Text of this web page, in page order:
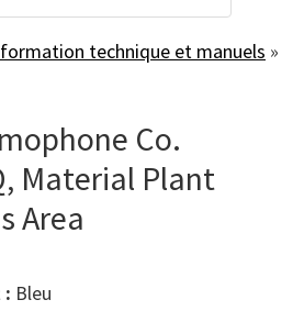
technique et manuels »
Co.
Material Plant
Area
:
bleu